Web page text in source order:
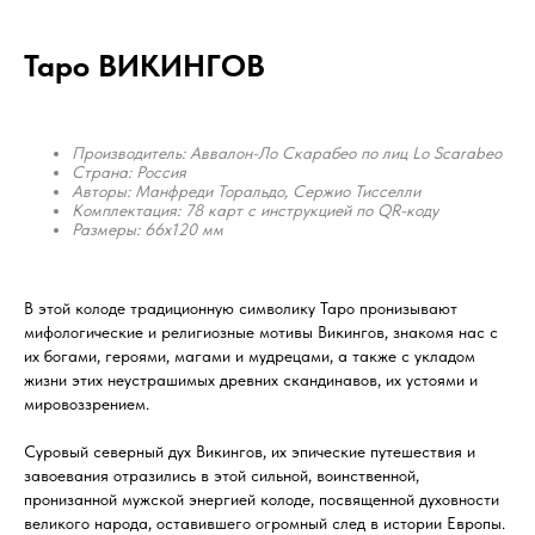
Таро ВИКИНГОВ
Производитель: Аввалон-Ло Скарабео по лиц Lo Scarabeo
Страна: Россия
Авторы: Манфреди Торальдо, Сержио Тисселли
Комплектация: 78 карт с инструкцией по QR-коду
Размеры: 66x120 мм
В этой колоде традиционную символику Таро пронизывают
мифологические и религиозные мотивы Викингов, знакомя нас с
их богами, героями, магами и мудрецами, а также с укладом
жизни этих неустрашимых древних скандинавов, их устоями и
мировоззрением.
Суровый северный дух Викингов, их эпические путешествия и
завоевания отразились в этой сильной, воинственной,
пронизанной мужской энергией колоде, посвященной духовности
великого народа, оставившего огромный след в истории Европы.